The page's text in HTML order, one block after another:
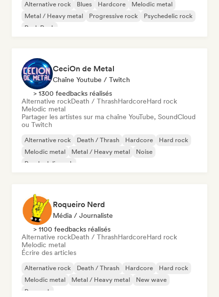
Alternative rock Blues Hardcore
Melodic metal
Metal / Heavy metal
Progressive rock
Psychedelic rock
Punk Rock
CeciOn de Metal
Chaîne Youtube / Twitch
> 1300 feedbacks réalisés
Alternative rockDeath / ThrashHardcoreHard rock
Melodic metal
Partager les artistes sur ma chaîne YouTube, SoundCloud
ou Twitch
Alternative rock Death / Thrash Hardcore
Hard rock
Melodic metal
Metal / Heavy metal
Noise
Psychedelic rock
Roqueiro Nerd
Média / Journaliste
> 1100 feedbacks réalisés
Alternative rockDeath / ThrashHardcoreHard rock
Melodic metal
Écrire des articles
Alternative rock Death / Thrash Hardcore
Hard rock
Melodic metal
Metal / Heavy metal
New wave
Pop rock